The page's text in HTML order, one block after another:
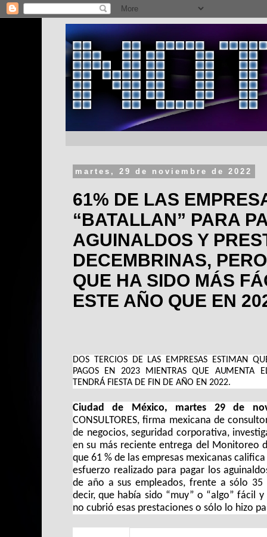
martes, 29 de noviembre de 2022
61% DE LAS
“BATALLAN” PARA
AGUINALDOS Y
DECEMBRINAS,
QUE HA SIDO MÁS
ESTE AÑO QUE EN
DOS TERCIOS DE LAS EMPRESAS ESTIMAN
PAGOS EN 2023 MIENTRAS QUE AUMENTA
TENDRÁ FIESTA DE FIN DE AÑO EN 2022.
Ciudad de México, martes 29 de
CONSULTORES, firma mexicana de
de negocios, seguridad corporativa,
en su más reciente entrega del Monitoreo
que 61 % de las empresas mexicanas
esfuerzo realizado para pagar los
de año a sus empleados, frente a sólo
decir, que había sido “muy” o “algo” fácil
no cubrió esas prestaciones o sólo lo hizo